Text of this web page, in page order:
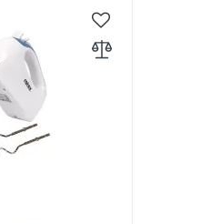
яиц и
для теста.
насадок.
сталь.
1 год.